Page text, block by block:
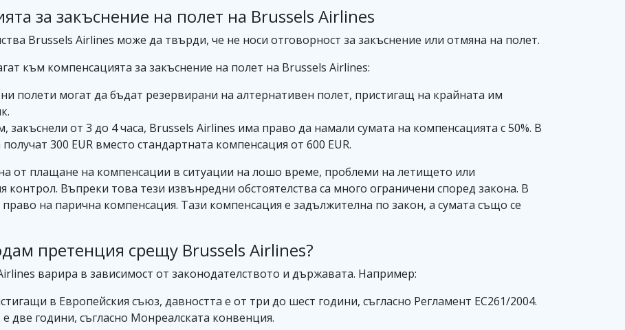
за закъснение на полет на Brussels Airlines
Brussels Airlines може да твърди, че не носи отговорност за закъснение или отмяна на полет.
към компенсацията за закъснение на полет на Brussels Airlines:
полети могат да бъдат резервирани на алтернативен полет, пристигащ на крайната им
закъснели от 3 до 4 часа, Brussels Airlines има право да намали сумата на компенсацията с 50%. В
300 EUR вместо стандартната компенсация от 600 EUR.
от плащане на компенсации в ситуации на лошо време, проблеми на летището или
контрол. Въпреки това тези извънредни обстоятелства са много ограничени според закона. В
на парична компенсация. Тази компенсация е задължителна по закон, а сумата също се
претенция срещу Brussels Airlines?
варира в зависимост от законодателството и държавата. Например:
в Европейския съюз, давността е от три до шест години, съгласно Регламент ЕС261/2004.
две години, съгласно Монреалската конвенция.